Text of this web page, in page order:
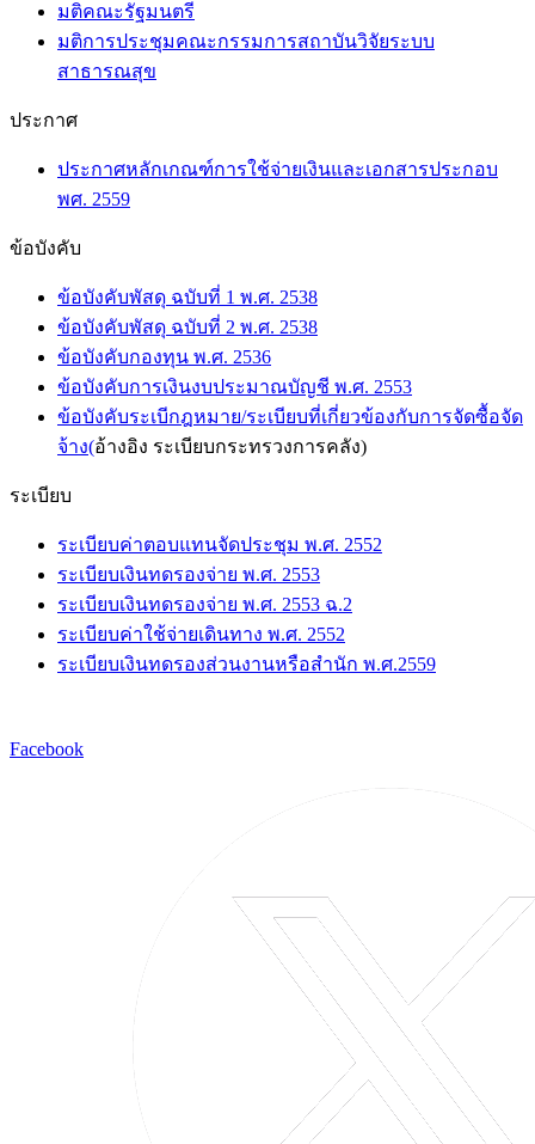
มติคณะรัฐมนตรี
มติการประชุมคณะกรรมการสถาบันวิจัยระบบ
สาธารณสุข
ประกาศ
ประกาศหลักเกณฑ์การใช้จ่ายเงินและเอกสารประกอบ
พศ. 2559
ข้อบังคับ
ข้อบังคับพัสดุ ฉบับที่ 1 พ.ศ. 2538
ข้อบังคับพัสดุ ฉบับที่ 2 พ.ศ. 2538
ข้อบังคับกองทุน พ.ศ. 2536
ข้อบังคับการเงินงบประมาณบัญชี พ.ศ. 2553
ข้อบังคับระเบีกฎหมาย/ระเบียบที่เกี่ยวข้องกับการจัดซื้อจัด
จ้าง(อ้างอิง ระเบียบกระทรวงการคลัง)
ระเบียบ
ระเบียบค่าตอบแทนจัดประชุม พ.ศ. 2552
ระเบียบเงินทดรองจ่าย พ.ศ. 2553
ระเบียบเงินทดรองจ่าย พ.ศ. 2553 ฉ.2
ระเบียบค่าใช้จ่ายเดินทาง พ.ศ. 2552
ระเบียบเงินทดรองส่วนงานหรือสำนัก พ.ศ.2559
Facebook